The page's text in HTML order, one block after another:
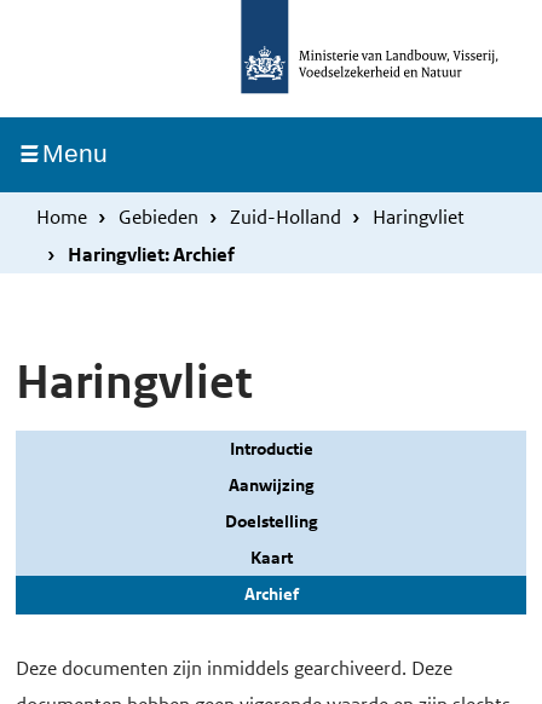
inhoud
gaan
MenuIngeklapt
Home Gebieden Zuid-Holland
Haringvliet
Haringvliet: Archief
Haringvliet
Introductie
Aanwijzing
Doelstelling
Kaart
Archief
Deze documenten zijn inmiddels gearchiveerd. Deze